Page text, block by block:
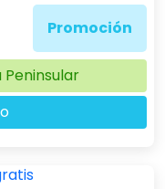
Promoción
Peninsular